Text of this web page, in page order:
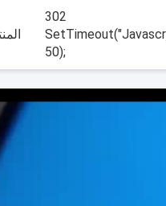
302
50);